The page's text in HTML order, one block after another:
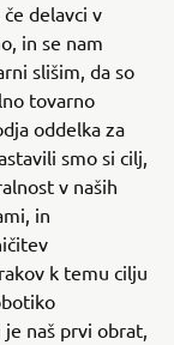
delavci v
in se nam
slišim, da so
tovarno
oddelka za
smo si cilj,
v naših
in
k temu cilju
naš prvi obrat,